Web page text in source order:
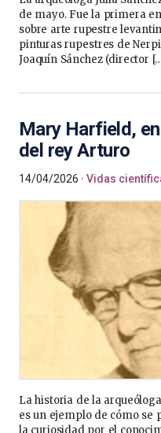
de mayo. Fue la primera
sobre arte rupestre
pinturas rupestres de
Joaquín Sánchez (director
Mary Harfield,
del rey Arturo
14/04/2026 Vidas
La historia de la
es un ejemplo de cómo se
la curiosidad por el